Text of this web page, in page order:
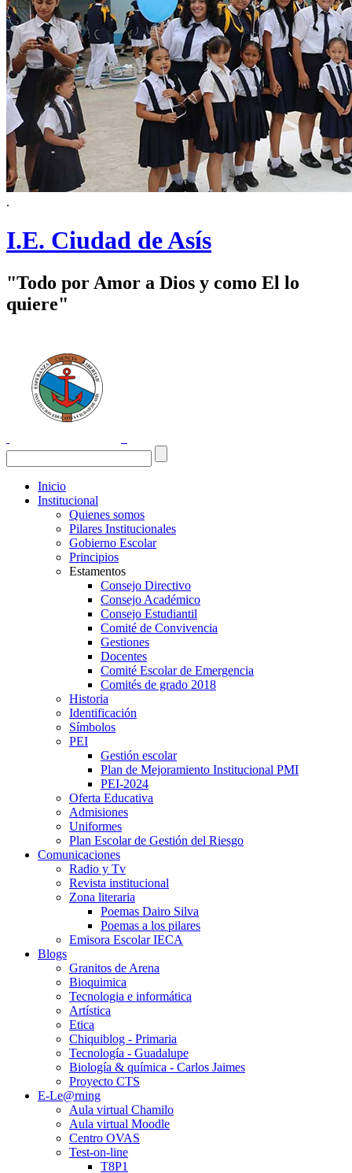
.
I.E. Ciudad de Asís
"Todo por Amor a Dios y como El lo
quiere"
Inicio
Institucional
Quienes somos
Pilares Institucionales
Gobierno Escolar
Principios
Estamentos
Consejo Directivo
Consejo Académico
Consejo Estudiantil
Comité de Convivencia
Gestiones
Docentes
Comité Escolar de Emergencia
Comités de grado 2018
Historia
Identificación
Símbolos
PEI
Gestión escolar
Plan de Mejoramiento Institucional PMI
PEI-2024
Oferta Educativa
Admisiones
Uniformes
Plan Escolar de Gestión del Riesgo
Comunicaciones
Radio y Tv
Revista institucional
Zona literaria
Poemas Dairo Silva
Poemas a los pilares
Emisora Escolar IECA
Blogs
Granitos de Arena
Bioquimica
Tecnologia e informática
Artística
Etica
Chiquiblog - Primaria
Tecnología - Guadalupe
Biología & química - Carlos Jaimes
Proyecto CTS
E-Le@rning
Aula virtual Chamilo
Aula virtual Moodle
Centro OVAS
Test-on-line
T8P1